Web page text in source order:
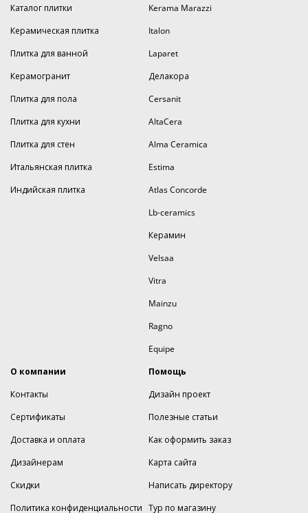
Каталог плитки
Керамическая плитка
Плитка для ванной
Керамогранит
Плитка для пола
Плитка для кухни
Плитка для стен
Итальянская плитка
Индийская плитка
Kerama Marazzi
Italon
Laparet
Делакора
Cersanit
AltaCera
Alma Ceramica
Estima
Atlas Concorde
Lb-ceramics
Керамин
Velsaa
Vitra
Mainzu
Ragno
Equipe
О компании
Контакты
Сертификаты
Доставка и оплата
Дизайнерам
Скидки
Политика конфиденциальности
Помощь
Дизайн проект
Полезные статьи
Как оформить заказ
Карта сайта
Написать директору
Тур по магазину